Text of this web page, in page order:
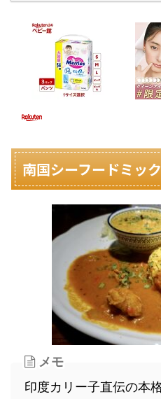
南国シーフードミッ
メモ
印度カリー子直伝の本